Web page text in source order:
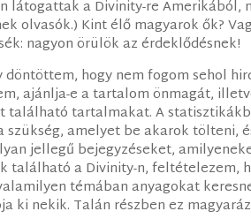
látogattak a Divinity-re Amerikából,
olvasók.) Kint élő magyarok ők?
nagyon örülök az érdeklődésnek!
döntöttem, hogy nem fogom sehol
ajánlja-e a tartalom önmagát,
található tartalmakat. A
szükség, amelyet be akarok tölteni,
jellegű bejegyzéseket,
található a Divinity-n, feltételezem,
témában anyagokat
ki nekik. Talán részben ez